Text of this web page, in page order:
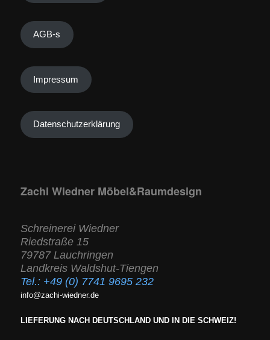
AGB-s
Impressum
Datenschutzerklärung
Zachi Wiedner Möbel&Raumdesign
Schreinerei Wiedner
Riedstraße 15
79787 Lauchringen
Landkreis Waldshut-Tiengen
Tel.: +49 (0) 7741 9695 232
info@zachi-wiedner.de
LIEFERUNG NACH DEUTSCHLAND UND IN DIE SCHWEIZ!